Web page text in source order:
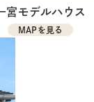
宮モデルハウス
MAPを見る